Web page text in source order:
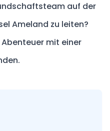
auf der
Ameland zu leiten?
mit einer